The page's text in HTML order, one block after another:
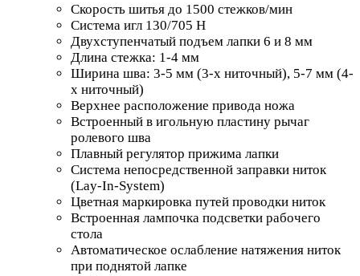
Скорость шитья до 1500 стежков/мин
Система игл 130/705 Н
Двухступенчатый подъем лапки 6 и 8 мм
Длина стежка: 1-4 мм
Ширина шва: 3-5 мм (3-х ниточный), 5-7 мм (4-
х ниточный)
Верхнее расположение привода ножа
Встроенный в игольную пластину рычаг
ролевого шва
Плавный регулятор прижима лапки
Система непосредственной заправки ниток
(Lay-In-System)
Цветная маркировка путей проводки ниток
Встроенная лампочка подсветки рабочего
стола
Автоматическое ослабление натяжения ниток
при поднятой лапке